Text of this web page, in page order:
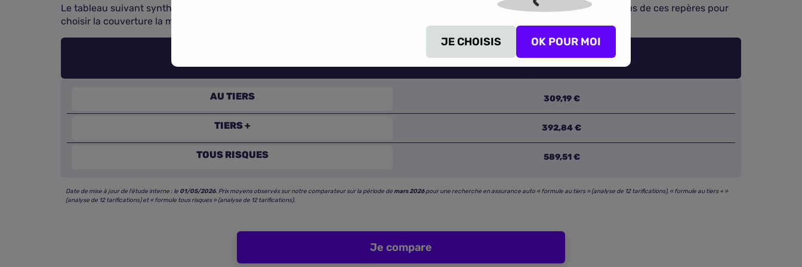
Le tableau suivant synthétise les fourchettes tarifaires relevées pour les formules au tiers, tiers plus et tous risques. Servez-vous de ces repères pour
choisir la couverture la mieux adaptée à vos trajets urbains, franchissements tout chemin ou longues liaisons autoroutières.
PRIX MOYEN PAR FORMULE
AU TIERS 309,19 €
TIERS + 392,84 €
TOUS RISQUES 589,51 €
Date de mise à jour de l’étude interne : le 01/05/2026. Prix moyens observés sur notre comparateur sur la période demars 2026pour une recherche en assurance auto « formule au tiers » (analyse de 12 tarifications), « formule au tiers + »
(analyse de 12 tarifications) et « formule tous risques » (analyse de 12 tarifications).
Je compare
JE CHOISIS OK POUR MOI